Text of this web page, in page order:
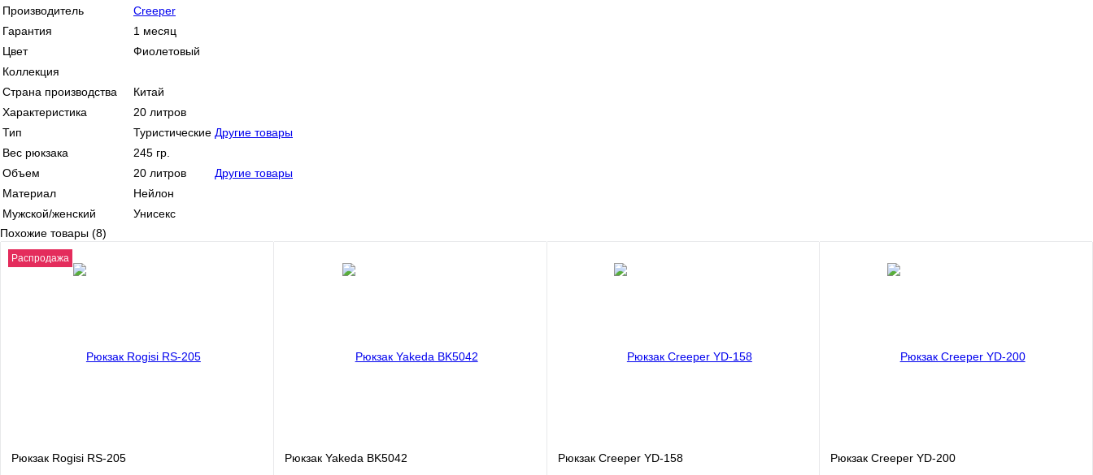
Производитель
Creeper
Гарантия
1 месяц
Цвет
Фиолетовый
Коллекция
Страна производства
Китай
Характеристика
20 литров
Тип
Туристические Другие товары
Вес рюкзака
245 гр.
Объем
20 литров
Другие товары
Материал
Нейлон
Мужской/женский
Унисекс
Похожие товары (8)
Распродажа
Рюкзак Rogisi RS-205 Рюкзак Yakeda BK5042 Рюкзак Creeper YD-158 Рюкзак Creeper YD-200